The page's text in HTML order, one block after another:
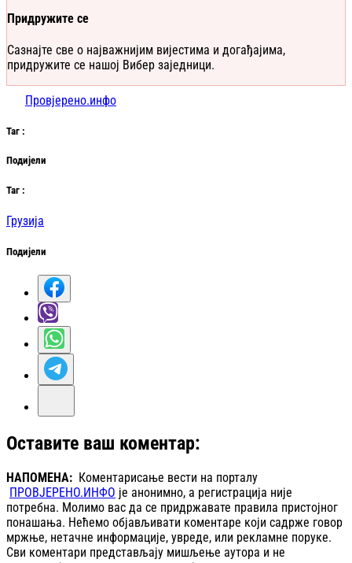
Придружите се
Сазнајте све о најважнијим вијестима и догађајима,
придружите се нашој Вибер заједници.
Провјерено.инфо
Таг :
Подијели
Таг :
Грузија
Подијели
Оставите ваш коментар:
НАПОМЕНА: Коментарисање вести на порталу
ПРОВЈЕРЕНО.ИНФО је анонимно, а регистрација није
потребна. Молимо вас да се придржавате правила пристојног
понашања. Нећемо објављивати коментаре који садрже говор
мржње, нетачне информације, увреде, или рекламне поруке.
Сви коментари представљају мишљење аутора и не